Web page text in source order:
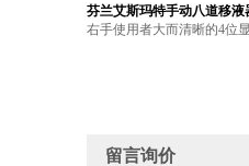
芬兰艾斯玛特手动八道移液
右手使用者大而清晰的4位
留言询价